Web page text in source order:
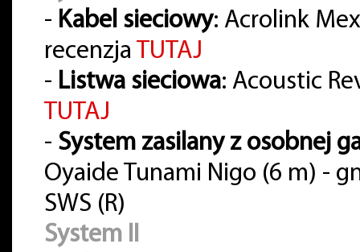
- Kabel sieciowy: Acrolink
recenzja TUTAJ
- Listwa sieciowa: Acoustic
TUTAJ
- System zasilany z osobnej
Oyaide Tunami Nigo (6 m) -
SWS (R)
System II